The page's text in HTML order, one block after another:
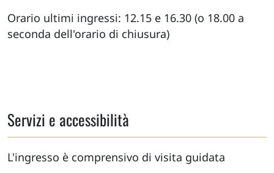
Orario ultimi ingressi: 12.15 e 16.30 (o 18.00 a
seconda dell'orario di chiusura)
Servizi e accessibilità
L'ingresso è comprensivo di visita guidata